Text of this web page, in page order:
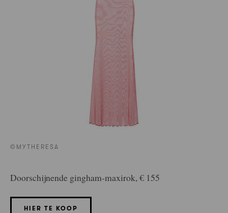
©MYTHERESA
Doorschijnende gingham-maxirok, € 155
HIER TE KOOP